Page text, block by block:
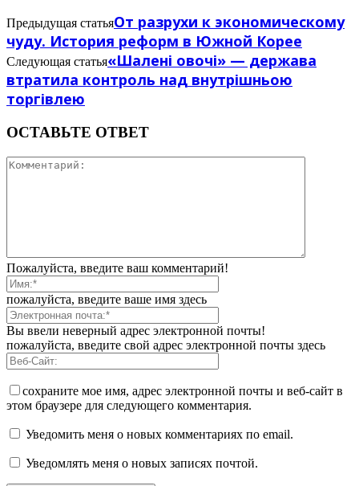
Предыдущая статьяОт разрухи к экономическому
чуду. История реформ в Южной Корее
Следующая статья«Шалені овочі» — держава
втратила контроль над внутрішньою
торгівлею
ОСТАВЬТЕ ОТВЕТ
Пожалуйста, введите ваш комментарий!
пожалуйста, введите ваше имя здесь
Вы ввели неверный адрес электронной почты!
пожалуйста, введите свой адрес электронной почты здесь
сохраните мое имя, адрес электронной почты и веб-сайт в
этом браузере для следующего комментария.
Уведомить меня о новых комментариях по email.
Уведомлять меня о новых записях почтой.